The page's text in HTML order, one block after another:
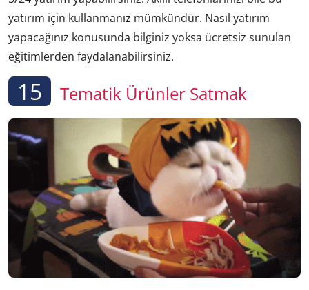
yatırım için kullanmanız mümkündür. Nasıl yatırım
yapacağınız konusunda bilginiz yoksa ücretsiz sunulan
eğitimlerden faydalanabilirsiniz.
15 Tematik Ürünler Satmak